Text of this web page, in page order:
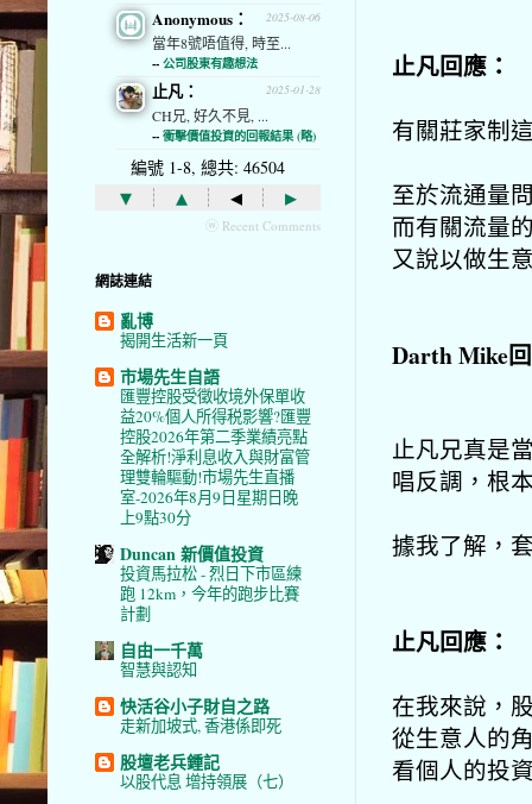
止凡回應：
有關莊家制
至於流通量
而有關流量
又說以做生
Darth Mike
止凡兄真是
唱反調，根
據我了解，
止凡回應：
在我來說，
從生意人的
看個人的投
2025-08-06
Anonymous：
當年8號唔值得, 時至...
-- 公司股東有趣想法
2025-01-28
止凡：
CH兄, 好久不見, ...
-- 衝擊價值投資的回報結果 (略)
編號 1-8, 總共: 46504
▾ ▴ ◂ ▸
ⓦ Recent Comments
網誌連結
亂博
揭開生活新一頁
市場先生自語
匯豐控股受徵收境外保單收
益20%個人所得税影響?匯豐
控股2026年第二季業績亮點
全解析!淨利息收入與財富管
理雙輪驅動!市場先生直播
室-2026年8月9日星期日晚
上9點30分
Duncan 新價值投資
投資馬拉松 - 烈日下市區練
跑 12km，今年的跑步比賽
計劃
自由一千萬
智慧與認知
快活谷小子財自之路
走新加坡式, 香港係即死
股壇老兵鍾記
以股代息 增持領展（七）